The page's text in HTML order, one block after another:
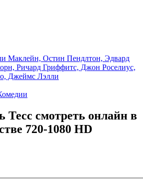
Маклейн, Остин Пендлтон, Эдвард
Ричард Гриффитс, Джон Роселиус,
Джеймс Лэлли
Тесс смотреть онлайн в
720-1080 HD